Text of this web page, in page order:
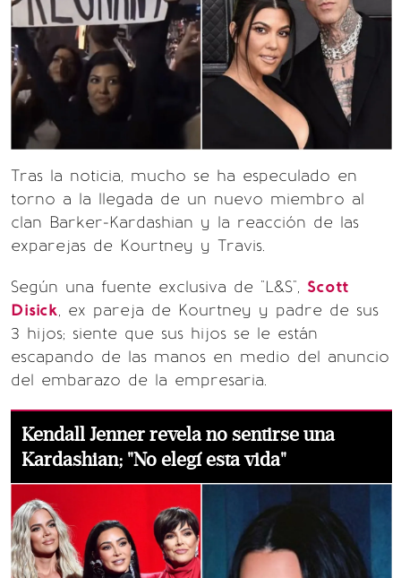
Tras la noticia, mucho se ha especulado en
torno a la llegada de un nuevo miembro al
clan Barker-Kardashian y la reacción de las
exparejas de Kourtney y Travis.
Según una fuente exclusiva de "L&S", Scott
Disick, ex pareja de Kourtney y padre de sus
3 hijos; siente que sus hijos se le están
escapando de las manos en medio del anuncio
del embarazo de la empresaria.
Kendall Jenner revela no sentirse una
Kardashian; "No elegí esta vida"